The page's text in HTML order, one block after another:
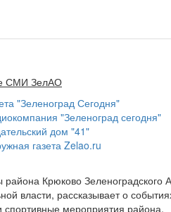
СМИ ЗелАО
"Зеленоград Сегодня"
"Зеленоград сегодня"
дом "41"
газета Zelao.ru
Крюково
власти, рассказывает о
спортивные мероприятия района.